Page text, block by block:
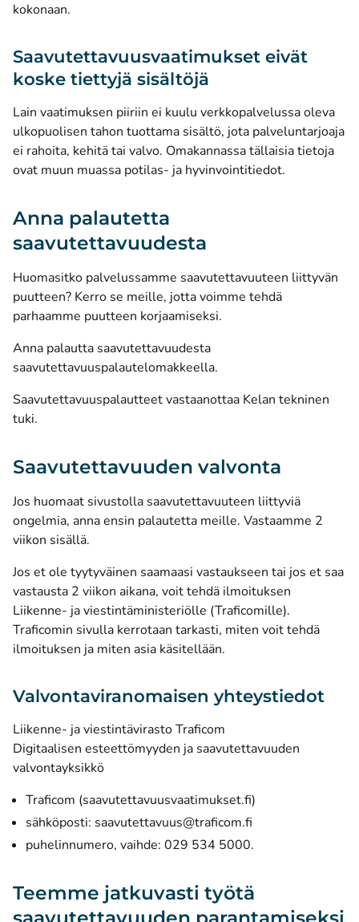
kokonaan.
Saavutettavuusvaatimukset eivät
koske tiettyjä sisältöjä
Lain vaatimuksen piiriin ei kuulu verkkopalvelussa oleva
ulkopuolisen tahon tuottama sisältö, jota palveluntarjoaja
ei rahoita, kehitä tai valvo. Omakannassa tällaisia tietoja
ovat muun muassa potilas- ja hyvinvointitiedot.
Anna palautetta
saavutettavuudesta
Huomasitko palvelussamme saavutettavuuteen liittyvän
puutteen? Kerro se meille, jotta voimme tehdä
parhaamme puutteen korjaamiseksi.
Anna palautta saavutettavuudesta
saavutettavuuspalautelomakkeella.
Saavutettavuuspalautteet vastaanottaa Kelan tekninen
tuki.
Saavutettavuuden valvonta
Jos huomaat sivustolla saavutettavuuteen liittyviä
ongelmia, anna ensin palautetta meille. Vastaamme 2
viikon sisällä.
Jos et ole tyytyväinen saamaasi vastaukseen tai jos et saa
vastausta 2 viikon aikana, voit tehdä ilmoituksen
Liikenne- ja viestintäministeriölle (Traficomille).
Traficomin sivulla kerrotaan tarkasti, miten voit tehdä
ilmoituksen ja miten asia käsitellään.
Valvontaviranomaisen yhteystiedot
Liikenne- ja viestintävirasto Traficom
Digitaalisen esteettömyyden ja saavutettavuuden
valvontayksikkö
Traficom (saavutettavuusvaatimukset.fi)
sähköposti: saavutettavuus@traficom.fi
puhelinnumero, vaihde: 029 534 5000.
Teemme jatkuvasti työtä